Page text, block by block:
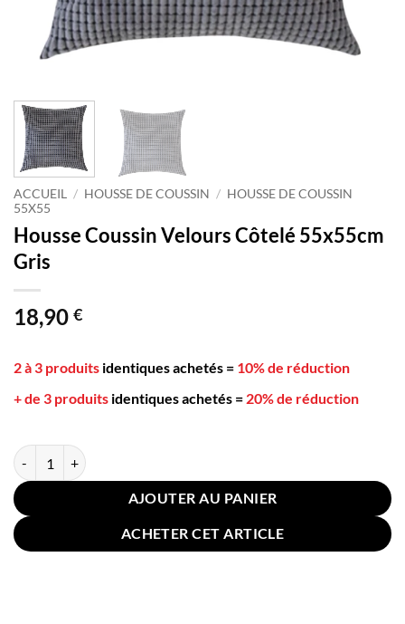
ACCUEIL / HOUSSE DE COUSSIN / HOUSSE DE COUSSIN
55X55
Housse Coussin Velours Côtelé 55x55cm
Gris
18,90 €
2 à 3 produits identiques achetés = 10% de réduction
+ de 3 produits identiques achetés = 20% de réduction
quantité de Housse Coussin Velours Côtelé 55x55cm Gris
AJOUTER AU PANIER
ACHETER CET ARTICLE